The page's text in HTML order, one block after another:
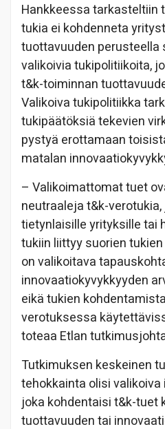
Hankkeessa tarkasteltiin
tukia ei kohdenneta
tuottavuuden perusteella
valikoivia tukipolitiikoita,
t&k-toiminnan
Valikoiva tukipolitiikka
tukipäätöksiä tekevien
pystyä erottamaan
matalan
– Valikoimattomat tuet
neutraaleja t&k-
tietynlaisille yrityksille tai
tukiin liittyy suorien
on valikoitava
innovaatiokyvykkyyden
eikä tukien
verotuksessa
toteaa Etlan
Tutkimuksen keskeinen
tehokkainta olisi
joka kohdentaisi t&k-tuet
tuottavuuden tai